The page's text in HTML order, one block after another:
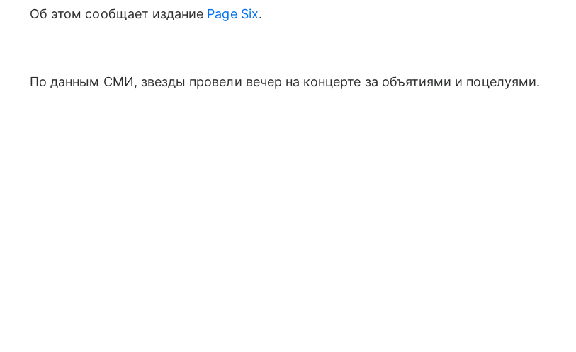
Об этом сообщает издание Page Six.
По данным СМИ, звезды провели вечер на концерте за объятиями и поцелуями.